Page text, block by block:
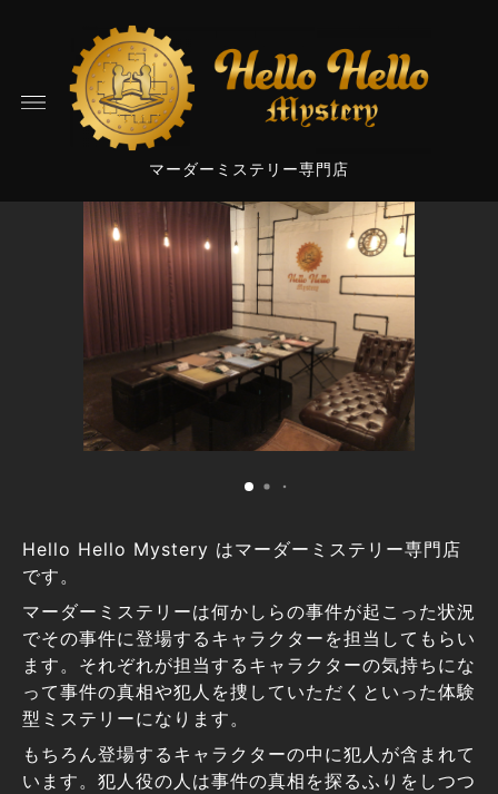
マーダーミステリー専門店
Hello Hello Mystery はマーダーミステリー専門店
です。
マーダーミステリーは何かしらの事件が起こった状況
でその事件に登場するキャラクターを担当してもらい
ます。それぞれが担当するキャラクターの気持ちにな
って事件の真相や犯人を捜していただくといった体験
型ミステリーになります。
もちろん登場するキャラクターの中に犯人が含まれて
います。犯人役の人は事件の真相を探るふりをしつつ